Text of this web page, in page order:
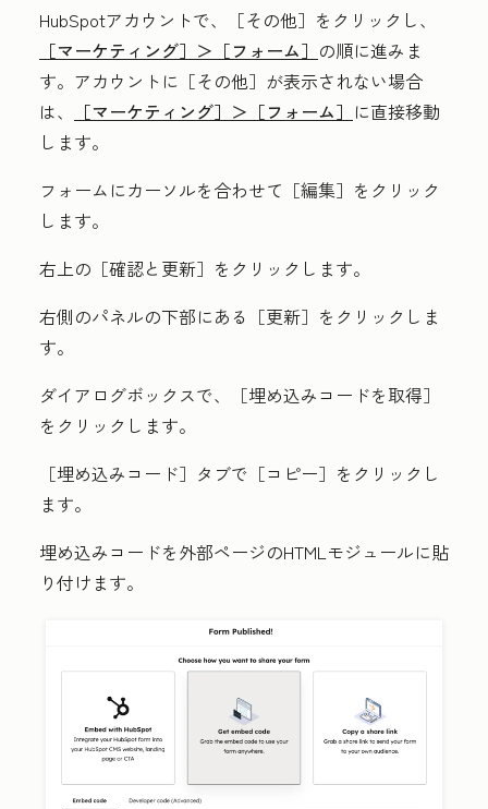
HubSpotアカウントで、
［その他］をクリックし、
［マーケティング］＞ ［フォーム］ の順に進みま
す。アカウントに ［その他］が表示されない場合
は、
［マーケティング］＞ ［フォーム］ に直接移動
します。
フォームにカーソルを合わせて［編集］ をクリック
します。
右上の［確認と更新］をクリックします。
右側のパネルの下部にある［更新］ をクリックしま
す。
ダイアログボックスで、［埋め込みコードを取得］
をクリックします。
［埋め込みコード］ タブで［コピー］ をクリックし
ます。
埋め込みコードを外部ページのHTMLモジュールに貼
り付けます。